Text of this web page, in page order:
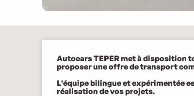
Description
Autocars TEPER met à disposition
proposer une offre de transport
L'équipe bilingue et expérimentée
réalisation de vos projets.